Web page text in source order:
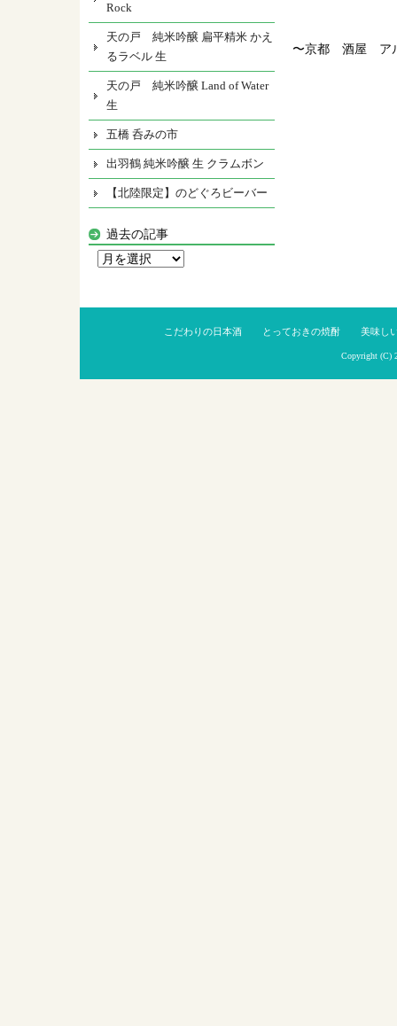
〜京都 酒屋 ア
Rock
天の戸 純米吟醸 扁平精米 かえ
るラベル 生
天の戸 純米吟醸 Land of Water
生
五橋 呑みの市
出羽鶴 純米吟醸 生 クラムボン
【北陸限定】のどぐろビーバー
過去の記事
こだわりの日本酒 とっておきの焼酎 美味し
Copyright (C)